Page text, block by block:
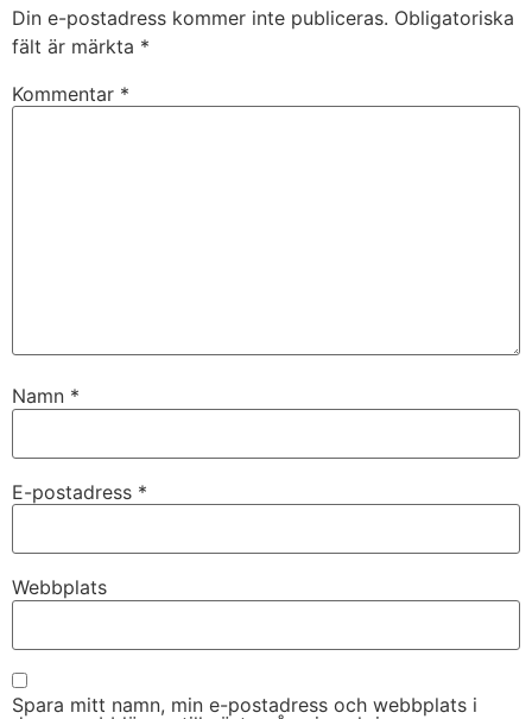
Din e-postadress kommer inte publiceras. Obligatoriska
fält är märkta *
Kommentar *
Namn *
E-postadress *
Webbplats
Spara mitt namn, min e-postadress och webbplats i